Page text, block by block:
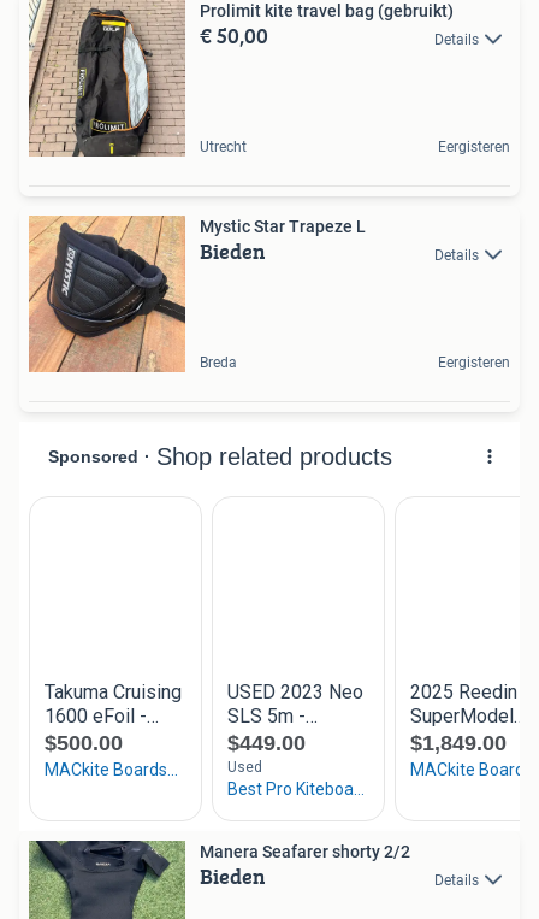
Prolimit kite travel bag (gebruikt)
€ 50,00 Details
Utrecht Eergisteren
Mystic Star Trapeze L
Bieden Details
Breda Eergisteren
Manera Seafarer shorty 2/2
Bieden Details